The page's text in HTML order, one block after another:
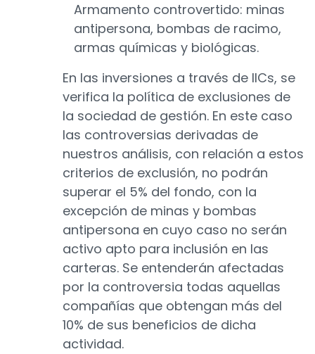
Armamento controvertido: minas
antipersona, bombas de racimo,
armas químicas y biológicas.
En las inversiones a través de IICs, se
verifica la política de exclusiones de
la sociedad de gestión. En este caso
las controversias derivadas de
nuestros análisis, con relación a estos
criterios de exclusión, no podrán
superar el 5% del fondo, con la
excepción de minas y bombas
antipersona en cuyo caso no serán
activo apto para inclusión en las
carteras. Se entenderán afectadas
por la controversia todas aquellas
compañías que obtengan más del
10% de sus beneficios de dicha
actividad.